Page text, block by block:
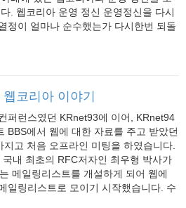
. 웹코리아 운영 정신 운영정신을 다시
정이 얼마나 순수했는가 다시한번 되돌
코리아 이야기
퍼런스였던 KRnet93에 이어, KRnet94
BBS에서 웹에 대한 자료를 주고 받았던
고 처음 오프라인 미팅을 하였습니다.
내 최초의 RFC저자인 최우형 박사가
메일링리스트를 개설하게 되어 웹에
일링리스트로 모이기 시작했습니다. 수